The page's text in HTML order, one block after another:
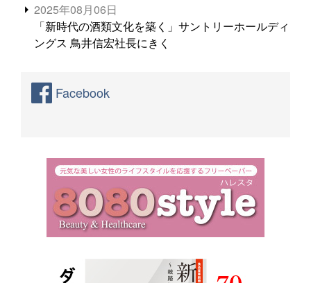
2025年08月06日
「新時代の酒類文化を築く」サントリーホールディ
ングス 鳥井信宏社長にきく
Facebook